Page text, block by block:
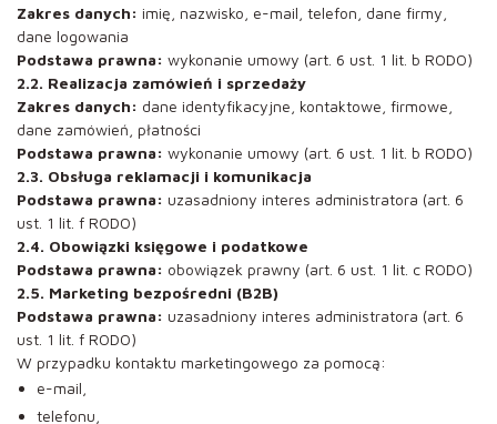
Zakres danych: imię, nazwisko, e-mail, telefon, dane firmy,
dane logowania
Podstawa prawna: wykonanie umowy (art. 6 ust. 1 lit. b RODO)
2.2. Realizacja zamówień i sprzedaży
Zakres danych: dane identyfikacyjne, kontaktowe, firmowe,
dane zamówień, płatności
Podstawa prawna: wykonanie umowy (art. 6 ust. 1 lit. b RODO)
2.3. Obsługa reklamacji i komunikacja
Podstawa prawna: uzasadniony interes administratora (art. 6
ust. 1 lit. f RODO)
2.4. Obowiązki księgowe i podatkowe
Podstawa prawna: obowiązek prawny (art. 6 ust. 1 lit. c RODO)
2.5. Marketing bezpośredni (B2B)
Podstawa prawna: uzasadniony interes administratora (art. 6
ust. 1 lit. f RODO)
W przypadku kontaktu marketingowego za pomocą:
e-mail,
telefonu,